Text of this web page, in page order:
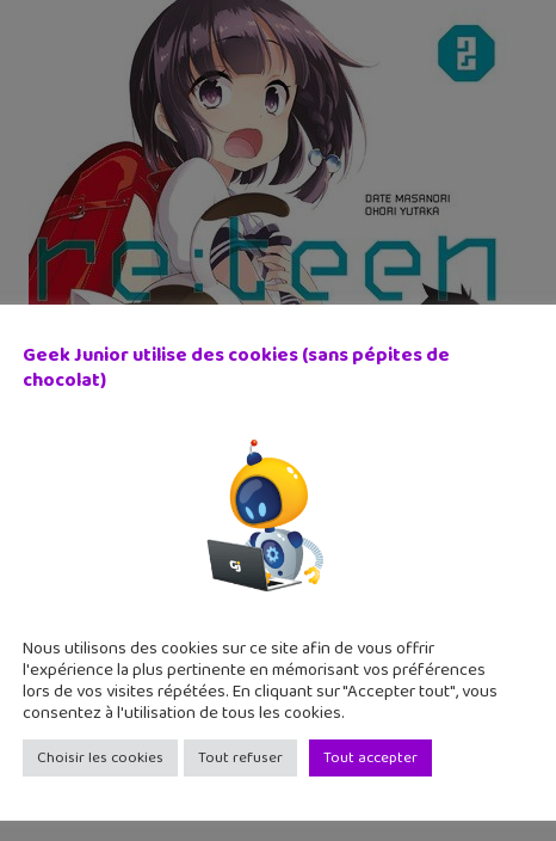
volume est prévu pour le 22 août 2018.
Geek Junior utilise des cookies (sans pépites de
chocolat)
Nous utilisons des cookies sur ce site afin de vous offrir
l'expérience la plus pertinente en mémorisant vos préférences
lors de vos visites répétées. En cliquant sur "Accepter tout", vous
consentez à l'utilisation de tous les cookies.
Choisir les cookies Tout refuser Tout accepter